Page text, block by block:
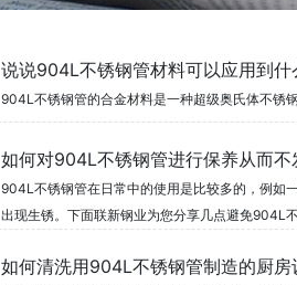
说说904L不锈钢管材料可以应用到什
904L不锈钢管的合金材料是一种超级奥氏体不锈
如何对904L不锈钢管进行保养从而不
904L不锈钢管在日常中的使用是比较多的，例如
出现生锈。下面联新钢业为您分享几点避免904L
如何清洗用904L不锈钢管制造的厨房